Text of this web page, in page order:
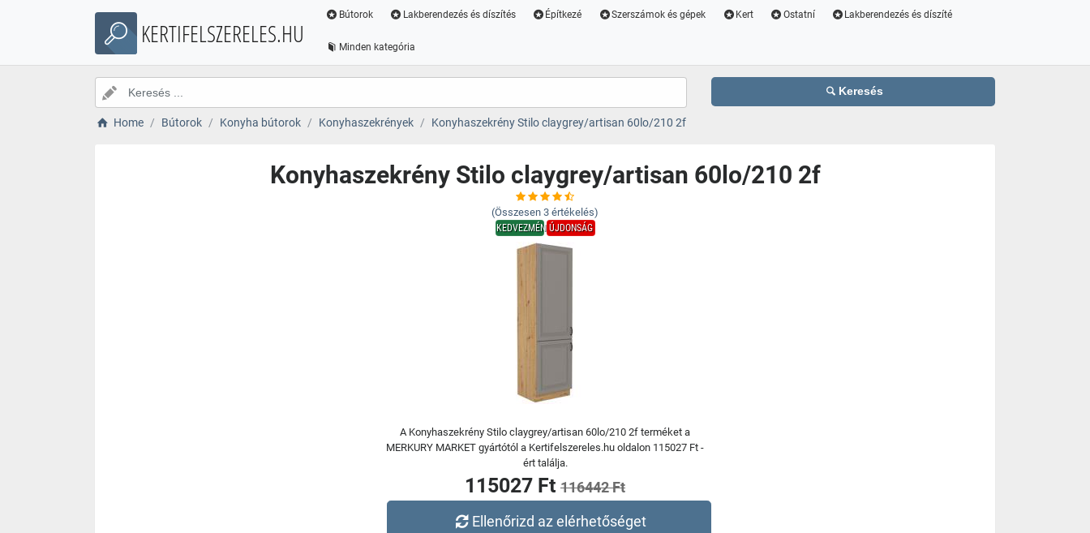
KERTIFELSZERELES.HU
Bútorok Lakberendezés és díszítés Építkezé Szerszámok és gépek Kert Ostatní Lakberendezés és díszíté
Minden kategória
Keresés
Home Bútorok Konyha bútorok Konyhaszekrények Konyhaszekrény Stilo claygrey/artisan 60lo/210 2f
Konyhaszekrény Stilo claygrey/artisan 60lo/210 2f
(Összesen 3 értékelés)
KEDVEZMÉNYÚJDONSÁG
A Konyhaszekrény Stilo claygrey/artisan 60lo/210 2f terméket a
MERKURY MARKET gyártótól a Kertifelszereles.hu oldalon 115027 Ft -
ért találja.
115027 Ft 116442 Ft
Ellenőrizd az elérhetőséget